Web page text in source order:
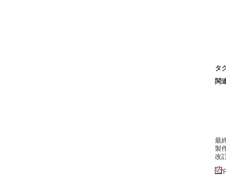
タ
関
最
製
改